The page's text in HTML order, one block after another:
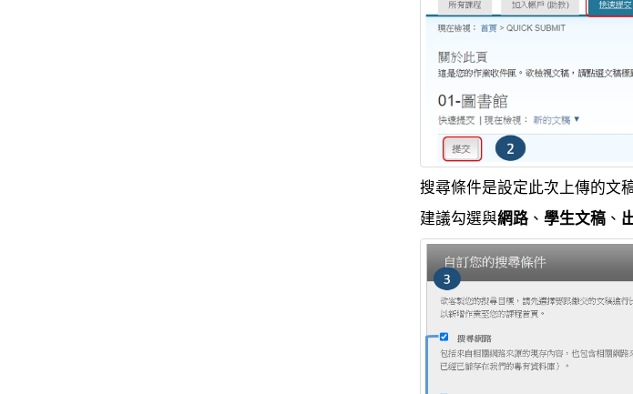
搜尋條件是設定此次上傳的文
建議勾選與網路、 學生文稿、